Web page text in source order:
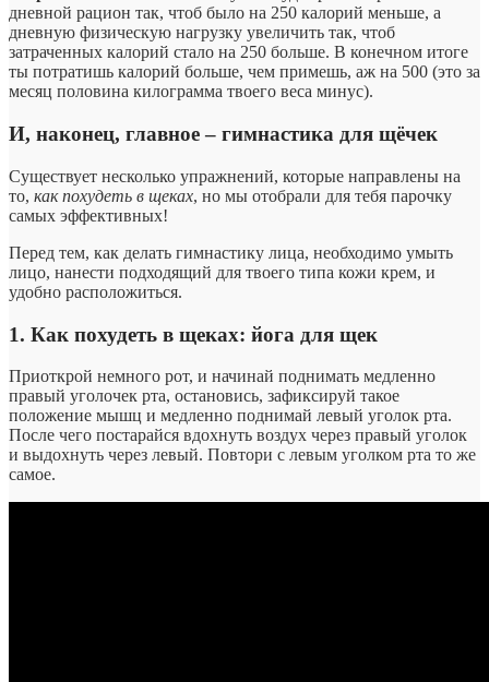
дневной рацион так, чтоб было на 250 калорий меньше, а
дневную физическую нагрузку увеличить так, чтоб
затраченных калорий стало на 250 больше. В конечном итоге
ты потратишь калорий больше, чем примешь, аж на 500 (это за
месяц половина килограмма твоего веса минус).
И, наконец, главное – гимнастика для щёчек
Существует несколько упражнений, которые направлены на
то, как похудеть в щеках, но мы отобрали для тебя парочку
самых эффективных!
Перед тем, как делать гимнастику лица, необходимо умыть
лицо, нанести подходящий для твоего типа кожи крем, и
удобно расположиться.
1. Как похудеть в щеках: йога для щек
Приоткрой немного рот, и начинай поднимать медленно
правый уголочек рта, остановись, зафиксируй такое
положение мышц и медленно поднимай левый уголок рта.
После чего постарайся вдохнуть воздух через правый уголок
и выдохнуть через левый. Повтори с левым уголком рта то же
самое.